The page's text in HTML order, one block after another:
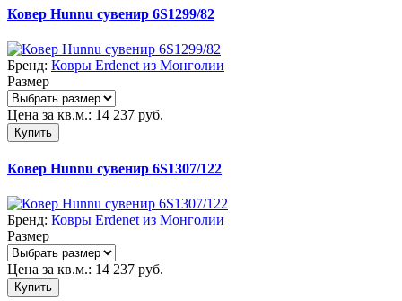
Ковер Hunnu сувенир 6S1299/82
Бренд: Ковры Erdenet из Монголии
Размер
Цена за кв.м.: 14 237 руб.
Купить
Ковер Hunnu сувенир 6S1307/122
Бренд: Ковры Erdenet из Монголии
Размер
Цена за кв.м.: 14 237 руб.
Купить